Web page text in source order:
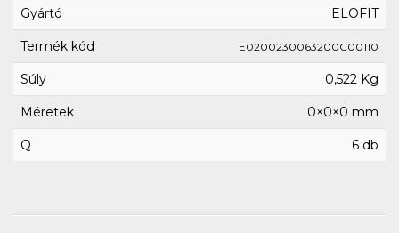
Gyártó ELOFIT
Termék kód E0200230063200C00110
Súly 0,522 Kg
Méretek 0×0×0 mm
Q 6 db